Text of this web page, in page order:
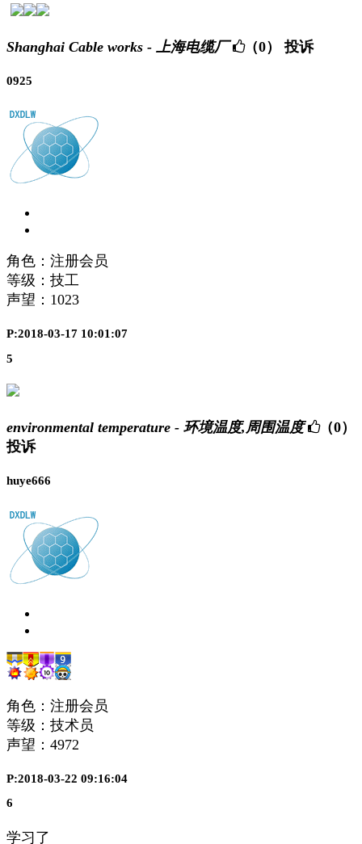
Shanghai Cable works - 上海电缆厂 （0） 投诉
0925
角色：注册会员
等级：技工
声望： 1023
P:2018-03-17 10:01:07
5
environmental temperature - 环境温度,周围温度
（0）
投诉
huye666
角色：注册会员
等级：技术员
声望： 4972
P:2018-03-22 09:16:04
6
学习了